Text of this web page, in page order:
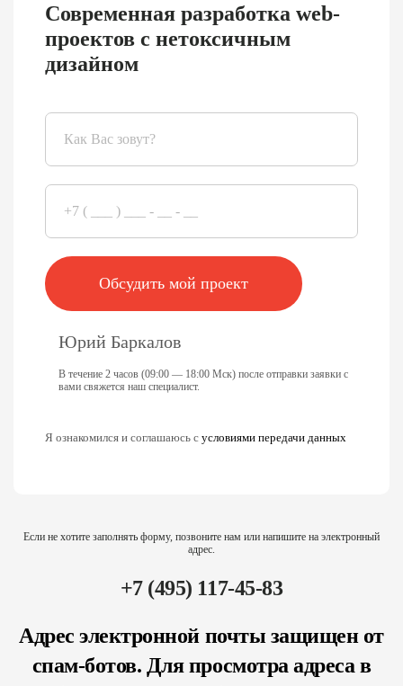
Современная разработка web-
проектов с нетоксичным
дизайном
Обсудить мой проект
Юрий Баркалов
В течение 2 часов (09:00 — 18:00 Мск) после отправки заявки с
вами свяжется наш специалист.
Я ознакомился и соглашаюсь с условиями передачи данных
Если не хотите заполнять форму, позвоните нам или напишите на электронный
адрес.
+7 (495) 117-45-83
Адрес электронной почты защищен от
спам-ботов. Для просмотра адреса в